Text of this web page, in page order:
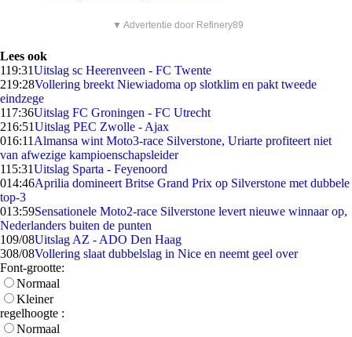
▼ Advertentie door Refinery89
Lees ook
119:31Uitslag sc Heerenveen - FC Twente
219:28Vollering breekt Niewiadoma op slotklim en pakt tweede
eindzege
117:36Uitslag FC Groningen - FC Utrecht
216:51Uitslag PEC Zwolle - Ajax
016:11 Almansa wint Moto3-race Silverstone, Uriarte profiteert niet
van afwezige kampioenschapsleider
115:31Uitslag Sparta - Feyenoord
014:46Aprilia domineert Britse Grand Prix op Silverstone met dubbele
top-3
013:59Sensationele Moto2-race Silverstone levert nieuwe winnaar op,
Nederlanders buiten de punten
109/08Uitslag AZ - ADO Den Haag
308/08Vollering slaat dubbelslag in Nice en neemt geel over
Font-grootte:
Normaal
Kleiner
regelhoogte :
Normaal